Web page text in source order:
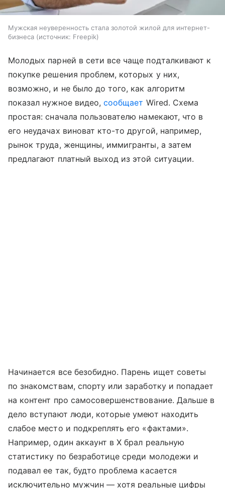
Мужская неуверенность стала золотой жилой для интернет-
бизнеса
источник: Freepik
Молодых парней в сети все чаще подталкивают к
покупке решения проблем, которых у них,
возможно, и не было до того, как алгоритм
показал нужное видео,сообщает Wired. Схема
простая: сначала пользователю намекают, что в
его неудачах виноват кто-то другой, например,
рынок труда, женщины, иммигранты, а затем
предлагают платный выход из этой ситуации.
Начинается все безобидно. Парень ищет советы
по знакомствам, спорту или заработку и попадает
на контент про самосовершенствование. Дальше в
дело вступают люди, которые умеют находить
слабое место и подкреплять его «фактами».
Например, один аккаунт в X брал реальную
статистику по безработице среди молодежи и
подавал ее так, будто проблема касается
исключительно мужчин — хотя реальные цифры